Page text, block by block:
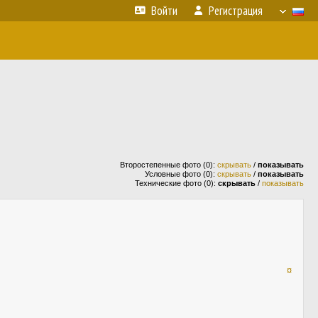
Войти Регистрация
Второстепенные фото (0): скрывать / показывать
Условные фото (0): скрывать / показывать
Технические фото (0): скрывать / показывать
¤